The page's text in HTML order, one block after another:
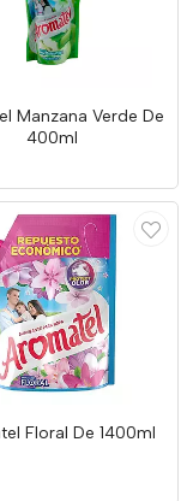
Manzana Verde De
400ml
Floral De 1400ml